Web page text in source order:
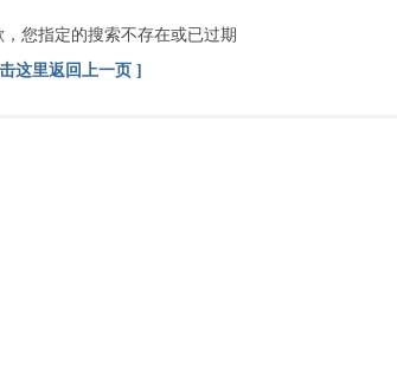
，您指定的搜索不存在或已过期
这里返回上一页 ]